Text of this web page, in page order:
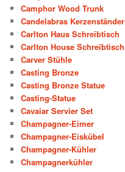
Camphor Wood Trunk
Candelabras Kerzenständer
Carlton Haus Schreibtisch
Carlton House Schreibtisch
Carver Stühle
Casting Bronze
Casting Bronze Statue
Casting-Statue
Cavaiar Servier Set
Champagner-Eimer
Champagner-Eiskübel
Champagner-Kühler
Champagnerkühler